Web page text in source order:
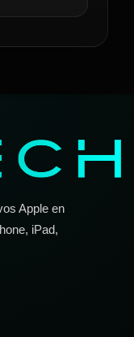
Apple en
iPad,